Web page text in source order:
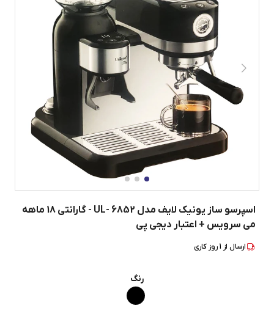
اسپرسو ساز یونیک لایف مدل UL- 6852 - گارانتی 18 ماهه
می سرویس + اعتبار دیجی پی
ارسال از 1روز کاری
رنگ